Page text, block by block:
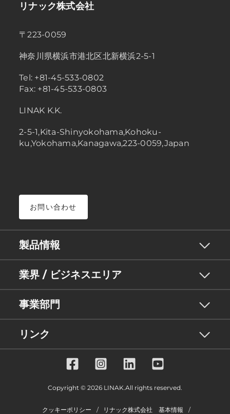
リナック株式会社
〒223-0059
神奈川県横浜市港北区北新横浜2-5-1
Tel: +81-45-533-0802
Fax: +81-45-533-0803
LINAK K.K.
2-5-1,Kita-Shinyokohama,Kohoku-
ku,Yokohama,Kanagawa,223-0059,Japan
お問い合わせ
製品情報
業界 / ビジネスエリア
事業部門
リンク
Copyright © 2026 LINAK.All rights reserved.
クッキーポリシー
リナック株式会社 基本情報